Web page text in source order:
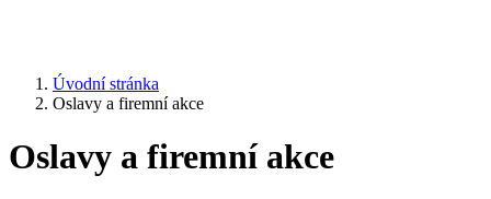
Úvodní stránka
Oslavy a firemní akce
Oslavy a firemní akce